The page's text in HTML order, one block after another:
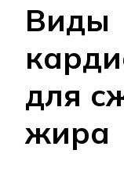
Виды
для
жира